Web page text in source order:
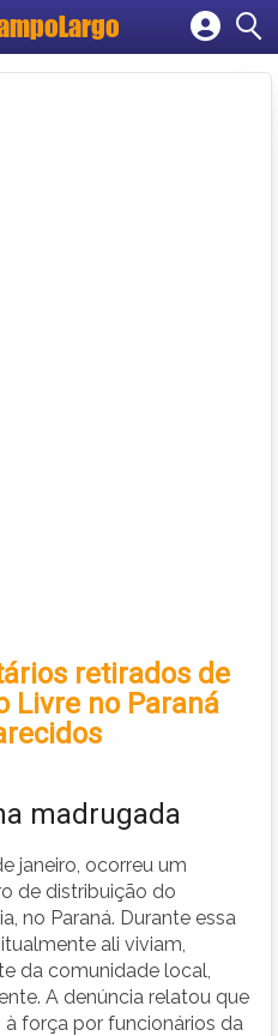
empresa
retirados de
Livre no Paraná
madrugada
janeiro, ocorreu um
de distribuição do
no Paraná. Durante essa
ali viviam,
da comunidade local,
A denúncia relatou que
força por funcionários da